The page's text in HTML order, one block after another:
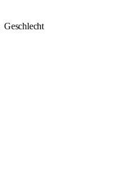
Geschlecht